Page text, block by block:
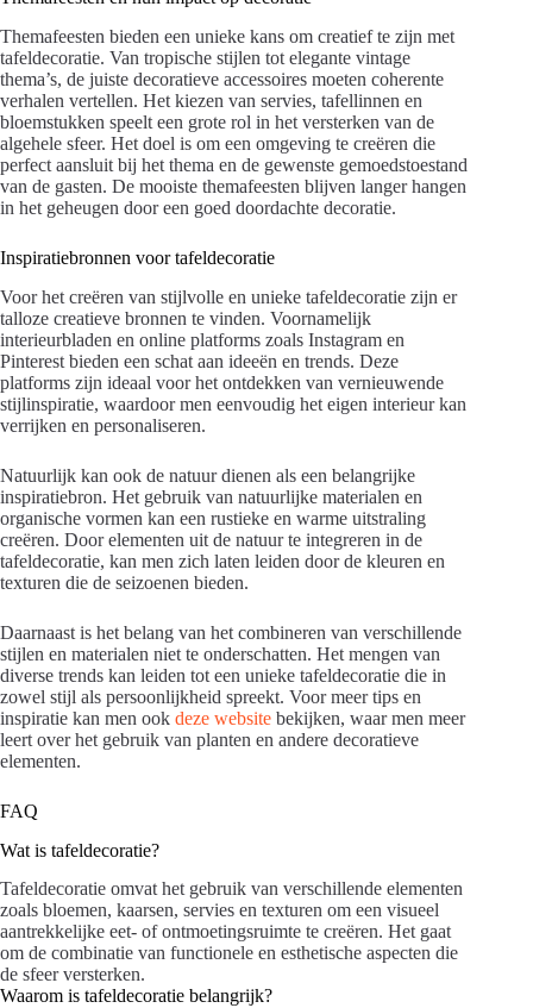
Themafeesten bieden een unieke kans om creatief te zijn met
tafeldecoratie. Van tropische stijlen tot elegante vintage
thema’s, de juiste decoratieve accessoires moeten coherente
verhalen vertellen. Het kiezen van servies, tafellinnen en
bloemstukken speelt een grote rol in het versterken van de
algehele sfeer. Het doel is om een omgeving te creëren die
perfect aansluit bij het thema en de gewenste gemoedstoestand
van de gasten. De mooiste themafeesten blijven langer hangen
in het geheugen door een goed doordachte decoratie.
Inspiratiebronnen voor tafeldecoratie
Voor het creëren van stijlvolle en unieke tafeldecoratie zijn er
talloze creatieve bronnen te vinden. Voornamelijk
interieurbladen en online platforms zoals Instagram en
Pinterest bieden een schat aan ideeën en trends. Deze
platforms zijn ideaal voor het ontdekken van vernieuwende
stijlinspiratie, waardoor men eenvoudig het eigen interieur kan
verrijken en personaliseren.
Natuurlijk kan ook de natuur dienen als een belangrijke
inspiratiebron. Het gebruik van natuurlijke materialen en
organische vormen kan een rustieke en warme uitstraling
creëren. Door elementen uit de natuur te integreren in de
tafeldecoratie, kan men zich laten leiden door de kleuren en
texturen die de seizoenen bieden.
Daarnaast is het belang van het combineren van verschillende
stijlen en materialen niet te onderschatten. Het mengen van
diverse trends kan leiden tot een unieke tafeldecoratie die in
zowel stijl als persoonlijkheid spreekt. Voor meer tips en
inspiratie kan men ook deze website bekijken, waar men meer
leert over het gebruik van planten en andere decoratieve
elementen.
FAQ
Wat is tafeldecoratie?
Tafeldecoratie omvat het gebruik van verschillende elementen
zoals bloemen, kaarsen, servies en texturen om een visueel
aantrekkelijke eet- of ontmoetingsruimte te creëren. Het gaat
om de combinatie van functionele en esthetische aspecten die
de sfeer versterken.
Waarom is tafeldecoratie belangrijk?